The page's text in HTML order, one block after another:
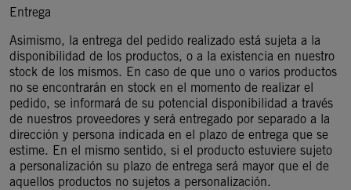
Entrega
Asimismo, la entrega del pedido realizado está sujeta a la
disponibilidad de los productos, o a la existencia en nuestro
stock de los mismos. En caso de que uno o varios productos
no se encontrarán en stock en el momento de realizar el
pedido, se informará de su potencial disponibilidad a través
de nuestros proveedores y será entregado por separado a la
dirección y persona indicada en el plazo de entrega que se
estime. En el mismo sentido, si el producto estuviere sujeto
a personalización su plazo de entrega será mayor que el de
aquellos productos no sujetos a personalización.